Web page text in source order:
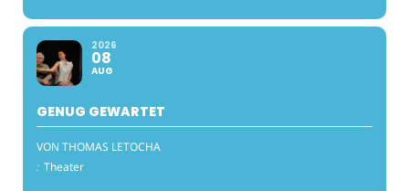
2026
08
AUG
GENUG GEWARTET
VON THOMAS LETOCHA
: Theater